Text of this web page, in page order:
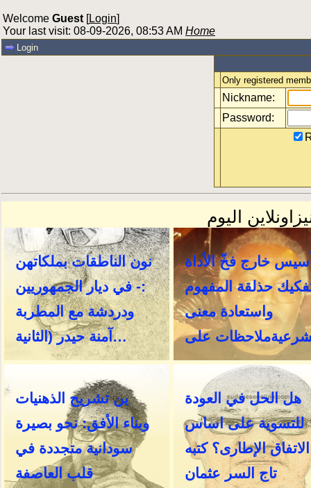
Welcome Guest [Login]
Your last visit: 08-09-2026, 08:53 AM Home
Login
Only registered
Nickname:
Password: